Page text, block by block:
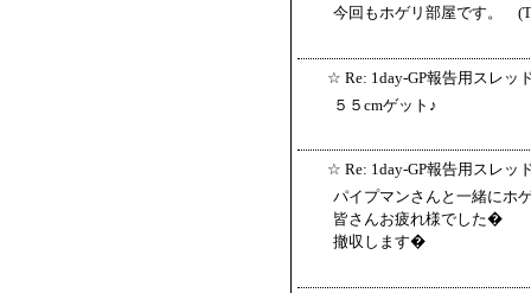
今回もホゲリ部屋です。
☆ Re: 1day-GP報告用スレッ
５５cmゲット♪
☆ Re: 1day-GP報告用スレッ
パイプマンさんと一緒にホ
皆さんお疲れ様でした�
撤収します�